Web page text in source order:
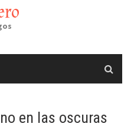
en las oscuras